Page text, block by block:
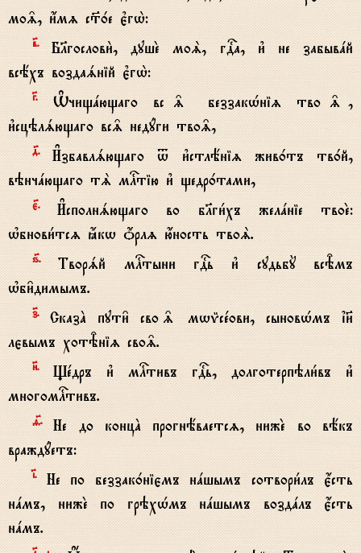
мо‰, и4мz с™0е є3гw2:
в7.Бlгослови2, душE моS, гDа, и3 не забывaй
всёхъ воздаsній є3гw2:
G.Њчищaющаго вс‰ беззакHніz тво‰,
и3сцэлsющаго вс‰ недyги тво‰,
д7.И#збавлsющаго t и3стлёніz жив0тъ тв0й,
вэнчaющаго тS млcтію и3 щедр0тами,
є7.И#сполнsющаго во бlги1хъ желaніе твоE:
њбнови1тсz ћкw џрлz ю4ность твоS.
ѕ7.Творsй млcтыни гDь и3 судьбY всBмъ
њби6димымъ.
з7.СказA пути6 сво‰ мwmсeови, сыновHмъ ї}
лєвымъ хотBніz сво‰.
}.Щeдръ и3 млcтивъ гDь, долготерпэли1въ и3
многомлcтивъ.
f7.Не до концA прогнёваетсz, нижE во вёкъ
враждyетъ:
‹.Не по беззак0ніємъ нaшымъ сотвори1лъ є4сть
нaмъ, нижE по грэхHмъ нaшымъ воздaлъ є4сть
нaмъ.